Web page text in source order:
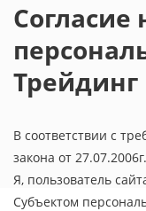
Согласие
Трейдинг
В соответствии с
закона от
Я, пользователь
Субъектом